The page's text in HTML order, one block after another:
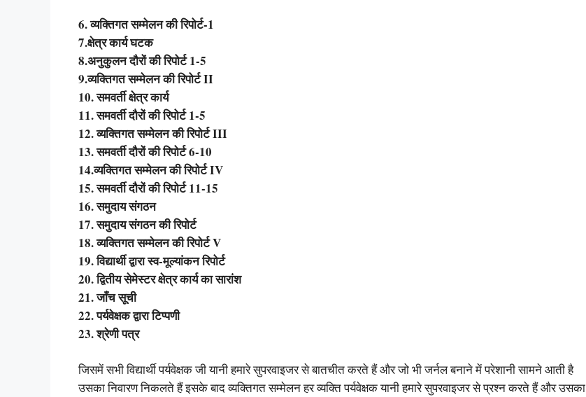
6. व्यक्तिगत सम्मेलन की रिपोर्ट-1
7.क्षेत्र कार्य घटक
8.अनुकुलन दौरों की रिपोर्ट 1-5
9.व्यक्तिगत सम्मेलन की रिपोर्ट II
10. समवर्ती क्षेत्र कार्य
11. समवर्ती दौरों की रिपोर्ट 1-5
12. व्यक्तिगत सम्मेलन की रिपोर्ट III
13. समवर्ती दौरों की रिपोर्ट 6-10
14.व्यक्तिगत सम्मेलन की रिपोर्ट IV
15. समवर्ती दौरों की रिपोर्ट 11-15
16. समुदाय संगठन
17. समुदाय संगठन की रिपोर्ट
18. व्यक्तिगत सम्मेलन की रिपोर्ट V
19. विद्यार्थी द्वारा स्व-मूल्यांकन रिपोर्ट
20. द्वितीय सेमेस्टर क्षेत्र कार्य का सारांश
21. जाँच सूची
22. पर्यवेक्षक द्वारा टिप्पणी
23. श्रेणी पत्र
जिसमें सभी विद्यार्थी पर्यवेक्षक जी यानी हमारे सुपरवाइजर से बातचीत करते हैं और जो भी जर्नल बनाने में परेशानी सामने आती है
उसका निवारण निकलते हैं इसके बाद व्यक्तिगत सम्मेलन हर व्यक्ति पर्यवेक्षक यानी हमारे सुपरवाइजर से प्रश्न करते हैं और उसका